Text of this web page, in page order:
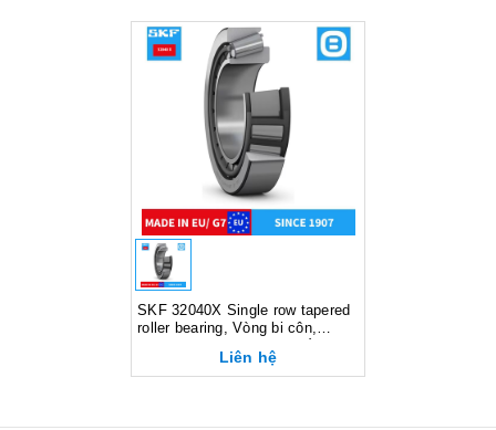
SKF 32040X Single row tapered
roller bearing, Vòng bi côn,
d200xD310xB70 mm, Xuất sứ
Liên hệ